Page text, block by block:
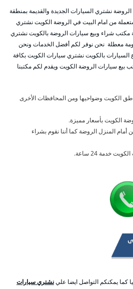
نشتري السيارات الجديدة والقديمة بمنطقة
من امام البيت في الروضة الكويت نشتري
مكتب شراء وبيع سيارات الروضة بالكويت نشتري
معطلة نحن نوفر لكم أفضل الخدمات ونحن
السيارات بالكويت نشتري سيارات الكويت بكافة
بيع سيارات الروضة الكويت ويقدم لكم مكتبنا
الكويت وضواحيها ومن المحافظات الأخرى
الكويت بأسعار مميزة.
المنزل الروضة كما أننا نقوم بشراء
خدمة 24 ساعة.
كما يمكنكم التواصل ايضا علينشتري سيارات